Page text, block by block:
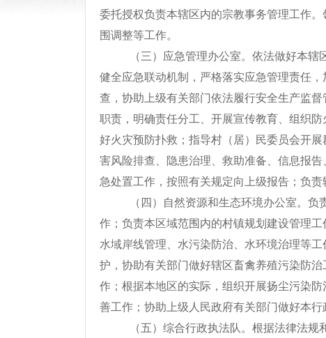
委托授权负责本辖区内的宗教事务管理工作
围调整等工作。
（三）应急管理办公室。依法做好本
健全应急联动机制，严格落实应急管理责任
查，协助上级有关部门依法履行安全生产监
职责，明确责任分工、开展宣传教育、组织
好火灾预防扑救；指导村（居）民委员会开
害风险排查、隐患治理、救助准备、信息报
急处置工作，按照有关规定向上级报告；负责
（四）自然资源和生态环境办公室。
作；负责本区域范围内的村镇规划建设管理
水域岸线管理、水污染防治、水环境治理等
护，协助有关部门做好辖区畜禽养殖污染防
作；根据本地区的实际，组织开展扬尘污染
善工作；协助上级人民政府有关部门做好本
（五）综合行政执法队。根据法律法